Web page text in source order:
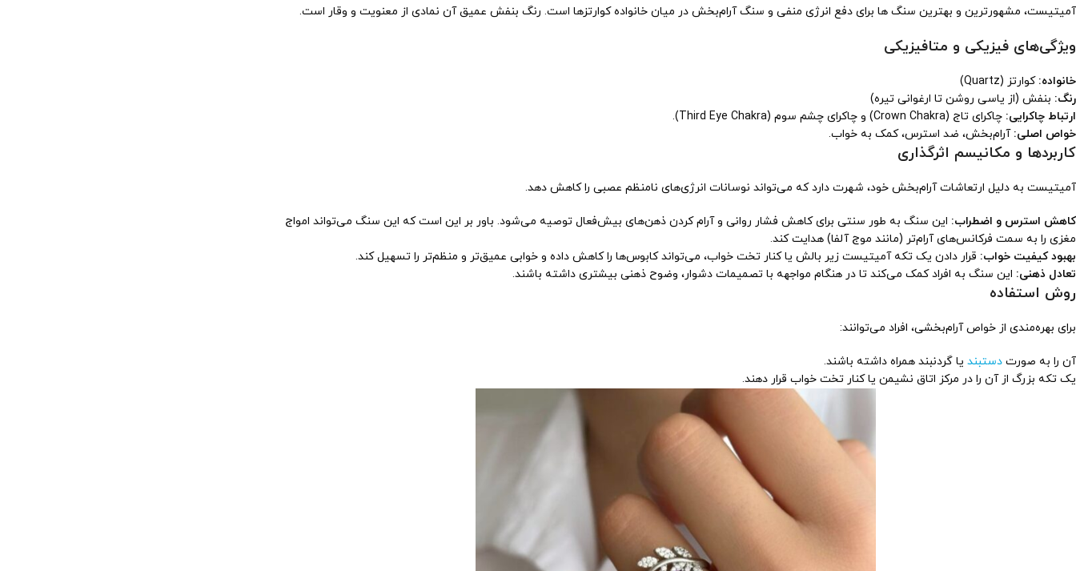
آمیتیست، مشهورترین و بهترین سنگ ها برای دفع انرژی منفی و سنگ آرام‌بخش در میان خانواده کوارتزها است. رنگ بنفش عمیق آن نمادی از معنویت و وقار است.
ویژگی‌های فیزیکی و متافیزیکی
خانواده: کوارتز (Quartz)
رنگ: بنفش (از یاسی روشن تا ارغوانی تیره)
ارتباط چاکرایی: چاکرای تاج (Crown Chakra) و چاکرای چشم سوم (Third Eye Chakra).
خواص اصلی: آرام‌بخش، ضد استرس، کمک به خواب.
کاربردها و مکانیسم اثرگذاری
آمیتیست به دلیل ارتعاشات آرام‌بخش خود، شهرت دارد که می‌تواند نوسانات انرژی‌های نامنظم عصبی را کاهش دهد.
کاهش استرس و اضطراب: این سنگ به طور سنتی برای کاهش فشار روانی و آرام کردن ذهن‌های بیش‌فعال توصیه می‌شود. باور بر این است که این سنگ می‌تواند امواج
مغزی را به سمت فرکانس‌های آرام‌تر (مانند موج آلفا) هدایت کند.
بهبود کیفیت خواب: قرار دادن یک تکه آمیتیست زیر بالش یا کنار تخت خواب، می‌تواند کابوس‌ها را کاهش داده و خوابی عمیق‌تر و منظم‌تر را تسهیل کند.
تعادل ذهنی: این سنگ به افراد کمک می‌کند تا در هنگام مواجهه با تصمیمات دشوار، وضوح ذهنی بیشتری داشته باشند.
روش استفاده
برای بهره‌مندی از خواص آرام‌بخشی، افراد می‌توانند:
آن را به صورت دستبند یا گردنبند همراه داشته باشند.
یک تکه بزرگ از آن را در مرکز اتاق نشیمن یا کنار تخت خواب قرار دهند.